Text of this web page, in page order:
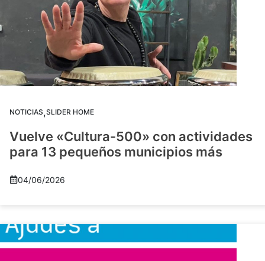
NOTICIAS,SLIDER HOME
Vuelve «Cultura-500» con actividades
para 13 pequeños municipios más
04/06/2026